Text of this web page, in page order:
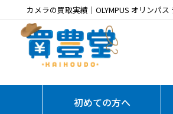
カメラの買取実績｜OLYMPUS オリンパ
初めての方へ